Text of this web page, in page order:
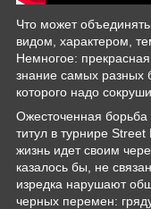
Что может
видом, характером,
Немногое:
знание самых разных
которого надо
Ожесточенная
титул в турнире
жизнь идет своим
казалось бы, не
изредка нарушают
черных перемен: